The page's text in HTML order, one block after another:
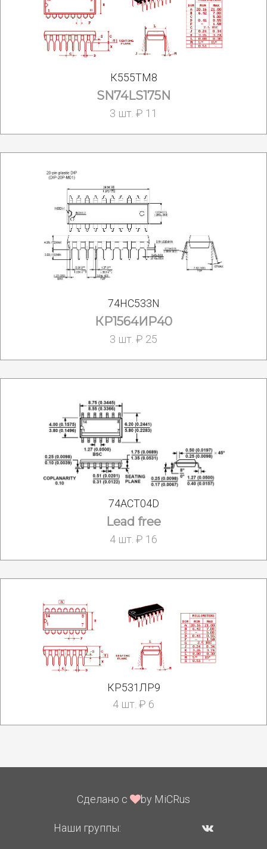
К555ТМ8
SN74LS175N
3 шт. ₽ 11
74HC533N
КР1564ИР40
3 шт. ₽ 25
74ACT04D
Lead free
4 шт. ₽ 16
КР531ЛР9
4 шт. ₽ 6
Сделано с by MiCRus
Наши группы: